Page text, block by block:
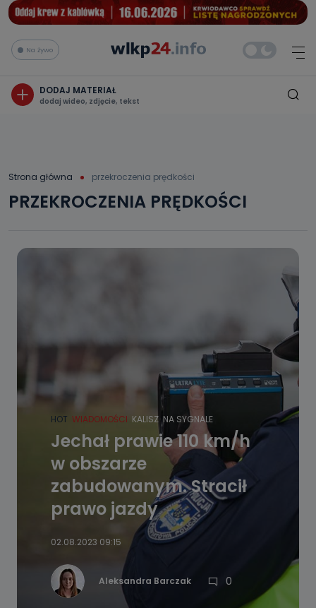
Na żywo
DODAJ MATERIAŁ
dodaj wideo, zdjęcie, tekst
Strona główna przekroczenia prędkości
PRZEKROCZENIA PRĘDKOŚCI
HOT WIADOMOŚCI KALISZ NA SYGNALE
Jechał prawie 110 km/h
w obszarze
zabudowanym. Stracił
prawo jazdy
02.08.2023 09:15
Aleksandra Barczak 0